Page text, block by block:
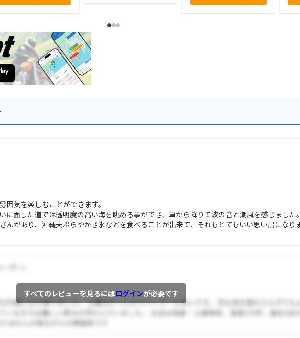
囲気を楽しむことができます。
に面した道では透明度の高い海を眺める事ができ、車から降りて波の音と潮風を感じました
んがあり、沖縄天ぷらやかき氷などを食べることが出来て、それもとてもいい思い出になり
すべてのレビューを見るにはログインが必要です